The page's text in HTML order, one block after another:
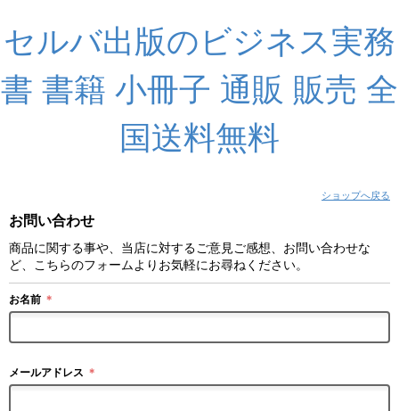
セルバ出版のビジネス実務
書 書籍 小冊子 通販 販売 全
国送料無料
ショップへ戻る
お問い合わせ
商品に関する事や、当店に対するご意見ご感想、お問い合わせな
ど、こちらのフォームよりお気軽にお尋ねください。
お名前 ＊
メールアドレス ＊